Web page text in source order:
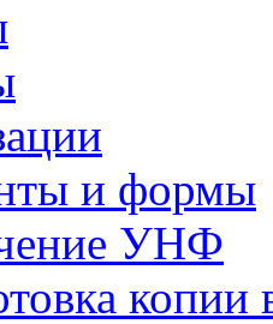
и формы
УНФ
копии